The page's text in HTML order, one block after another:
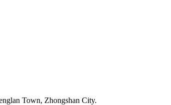
Town, Zhongshan City.